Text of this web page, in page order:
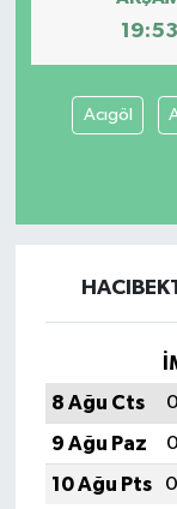
19:53
Acıgöl
8 Ağu Cts
9 Ağu Paz
10 Ağu Pts